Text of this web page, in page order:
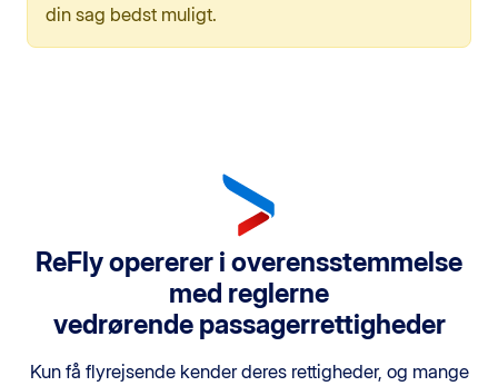
din sag bedst muligt.
ReFly opererer i overensstemmelse
med reglerne
vedrørende passagerrettigheder
Kun få flyrejsende kender deres rettigheder, og mange